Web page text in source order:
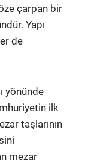
çarpan bir
Yapı
de
yönünde
ilk
taşlarının
mezar